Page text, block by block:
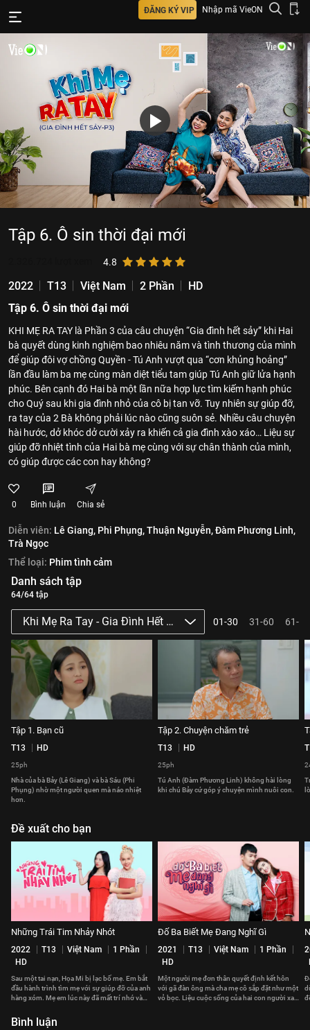
ĐĂNG KÝ VIP Nhập mã VieON
Tập 6. Ô sin thời đại mới
4.8
2022 T13 Việt Nam 2 Phần
HD
Tập 6. Ô sin thời đại mới
KHI MẸ RA TAY là Phần 3 của câu chuyện “Gia đình hết sảy” khi Hai
bà quyết dùng kinh nghiệm bao nhiêu năm và tình thương của mình
để giúp đôi vợ chồng Quyền - Tú Anh vượt qua “cơn khủng hoảng”
lần đầu làm ba mẹ cùng màn diệt tiểu tam giúp Tú Anh giữ lửa hạnh
phúc. Bên cạnh đó Hai bà một lần nữa hợp lực tìm kiếm hạnh phúc
cho Quý sau khi gia đình nhỏ của cô bị tan vỡ. Tuy nhiên sự giúp đỡ,
ra tay của 2 Bà không phải lúc nào cũng suôn sẻ. Nhiều câu chuyện
hài hước, dở khóc dở cười xảy ra khiến cả gia đình xào xáo… Liệu sự
giúp đỡ nhiệt tình của Hai bà mẹ cùng với sự chân thành của mình,
có giúp được các con hay không?
0 Bình luận Chia sẻ
Diễn viên: Lê Giang, Phi Phụng,Thuận Nguyễn,Đàm Phương Linh,
Trà Ngọc
Thể loại: Phim tình cảm
Danh sách tập
64/64 tập
Khi Mẹ Ra Tay - Gia Đình Hết Sảy Phần 301-30 31-60 61-64
Tập 1. Bạn cũ
T13 HD
25ph
Nhà của bà Bảy (Lê Giang) và bà Sáu (Phi
Phụng) nhờ một người quen mà náo nhiệt
hơn.
Tập 2. Chuyện chăm trẻ
T13 HD
25ph
Tú Anh (Đàm Phương Linh) không hài lòng
khi chú Bảy cứ góp ý chuyện mình nuôi con.
Đề xuất cho bạn
Những Trái Tim Nhảy Nhót
2022 T13 Việt Nam
1 Phần
HD
Sau một tai nạn, Họa Mi bị lạc bố mẹ. Em bắt
đầu hành trình tìm mẹ với sự giúp đỡ của anh
hàng xóm. Mẹ em lúc này đã mất trí nhớ và
Đố Ba Biết Mẹ Đang Nghĩ Gì
2021 T13 Việt Nam
1 Phần
HD
Một người mẹ đơn thân quyết định kết hôn
với gã đàn ông mà cha mẹ cô sắp đặt như một
vỏ bọc. Liệu cuộc sống của hai con người xa
Bình luận